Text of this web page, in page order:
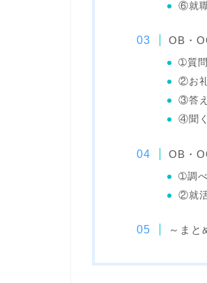
⑥就
OB・
➀質
②お
③答
④聞
OB・
➀調
②就
～まと